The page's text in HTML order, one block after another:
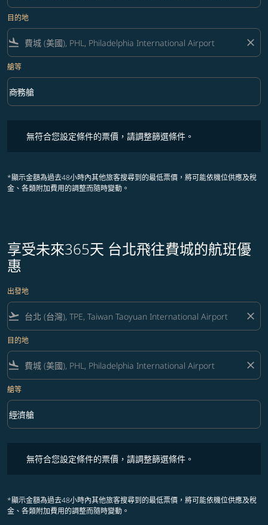
目的地
flight_land close
艙等
艙等 option 商務艙 Selected
商務艙
keyboard_arrow_down
無符合您設定條件的票價，請調整篩選條件。
*顯示金額為過去48小時內其他旅客搜尋到的最低票價，將可能依機位供應及稅
金、各類附加費用的調整而隨時變動。
享受未來365天 台北飛往費城的航班優
惠
出發地
flight_takeoff close
目的地
flight_land close
艙等
艙等 option 經濟艙 Selected
經濟艙
keyboard_arrow_down
無符合您設定條件的票價，請調整篩選條件。
*顯示金額為過去48小時內其他旅客搜尋到的最低票價，將可能依機位供應及稅
金、各類附加費用的調整而隨時變動。